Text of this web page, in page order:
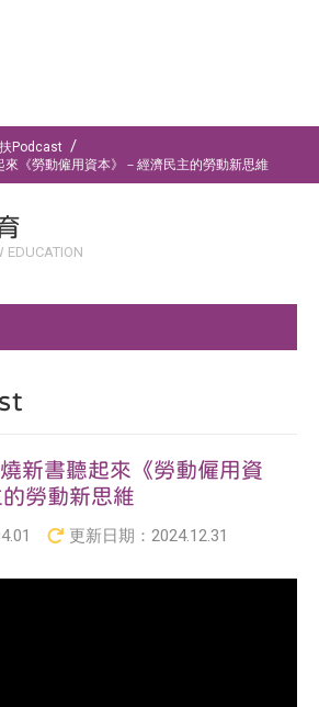
Podcast
來《勞動僱用資本》－經濟民主的勞動新思維
EDUCATION
新書聽起來《勞動僱用資
勞動新思維
更新日期： 2024.12.31